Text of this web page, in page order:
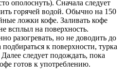
ополоснуть). Сначала следует
горячей водой. Обычно на 150
ложки кофе. Заливать кофе
всплыл на поверхность.
разогревать, но не доводить до
к поверхности, турка
следует подождать, пока
готов к употреблению.